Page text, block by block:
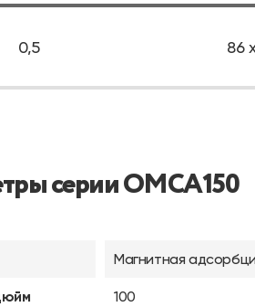
0,5 86
серии OMCA150
Магнитная
100